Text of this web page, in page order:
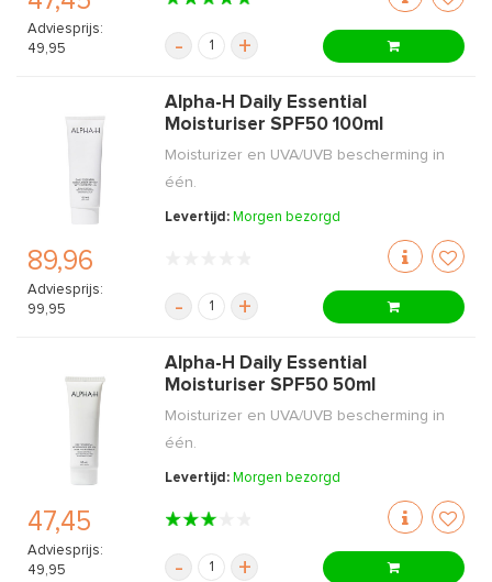
Adviesprijs:
49,95
- +
89,96
Adviesprijs:
99,95
Alpha-H Daily Essential
Moisturiser SPF50 100ml
Moisturizer en UVA/UVB bescherming in
één.
Levertijd: Morgen bezorgd
- +
47,45
Adviesprijs:
49,95
Alpha-H Daily Essential
Moisturiser SPF50 50ml
Moisturizer en UVA/UVB bescherming in
één.
Levertijd: Morgen bezorgd
- +